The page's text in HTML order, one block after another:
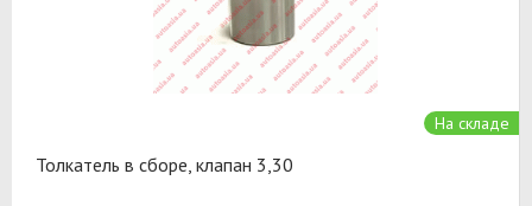
На складе
Толкатель в сборе, клапан 3,30